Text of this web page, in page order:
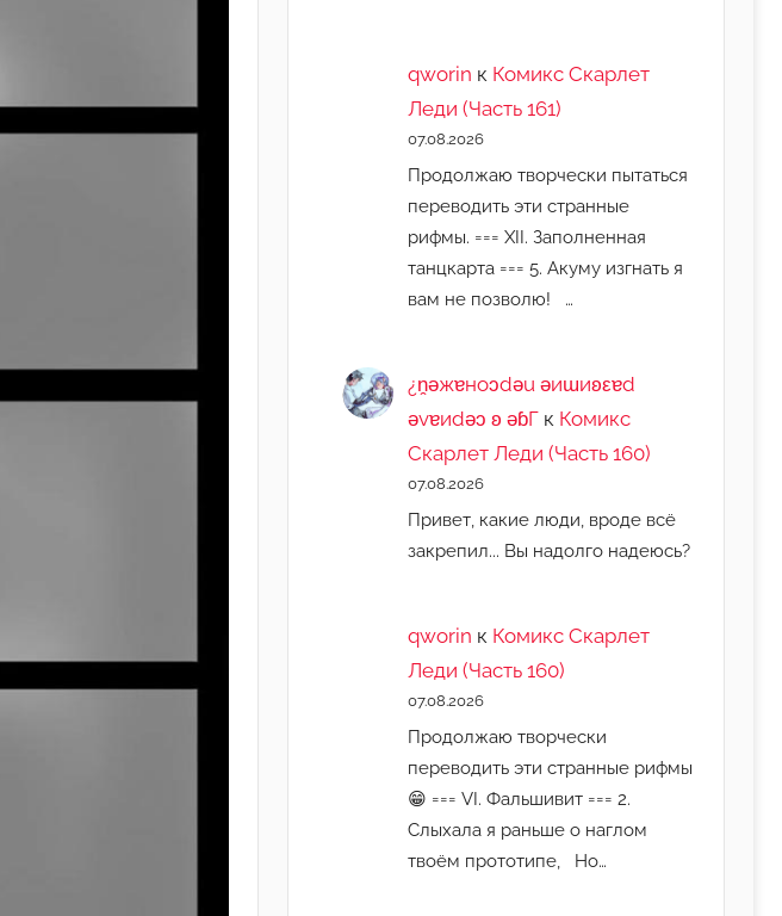
qworin к Комикс Скарлет
Леди (Часть 161)
07.08.2026
Продолжаю творчески пытаться
переводить эти странные
рифмы. === XII. Заполненная
танцкарта === 5. Акуму изгнать я
вам не позволю! …
¿n̯ǝжɐноɔdǝu ǝиɯиʚεɐd
ǝvɐиdǝɔ ʚ ǝɓГ к Комикс
Скарлет Леди (Часть 160)
07.08.2026
Привет, какие люди, вроде всё
закрепил... Вы надолго надеюсь?
qworin к Комикс Скарлет
Леди (Часть 160)
07.08.2026
Продолжаю творчески
переводить эти странные рифмы
😁 === VI. Фальшивит === 2.
Слыхала я раньше о наглом
твоём прототипе, Но…